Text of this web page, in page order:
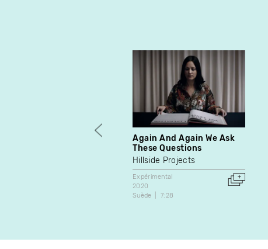
Again And Again We Ask
These Questions
Hillside Projects
Expérimental
2020
Suède
7:28